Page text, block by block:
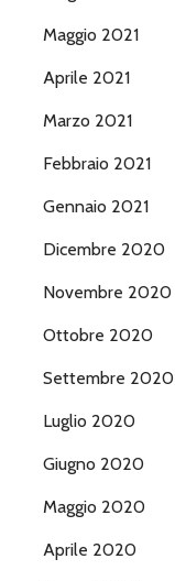
Maggio 2021
Aprile 2021
Marzo 2021
Febbraio 2021
Gennaio 2021
Dicembre 2020
Novembre 2020
Ottobre 2020
Settembre 2020
Luglio 2020
Giugno 2020
Maggio 2020
Aprile 2020